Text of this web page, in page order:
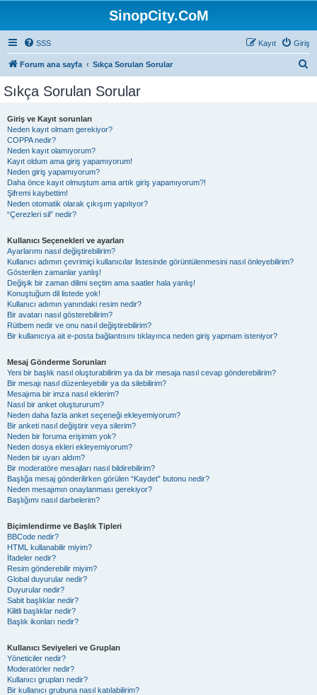
SinopCity.CoM
SSS Giriş
Kayıt
Forum ana sayfa Sıkça Sorulan Sorular
Sıkça Sorulan Sorular
Giriş ve Kayıt sorunları
Neden kayıt olmam gerekiyor?
COPPA nedir?
Neden kayıt olamıyorum?
Kayıt oldum ama giriş yapamıyorum!
Neden giriş yapamıyorum?
Daha önce kayıt olmuştum ama artık giriş yapamıyorum?!
Şifremi kaybettim!
Neden otomatik olarak çıkışım yapılıyor?
“Çerezleri sil” nedir?
Kullanıcı Seçenekleri ve ayarları
Ayarlarımı nasıl değiştirebilirim?
Kullanıcı adımın çevrimiçi kullanıcılar listesinde görüntülenmesini nasıl önleyebilirim?
Gösterilen zamanlar yanlış!
Değişik bir zaman dilimi seçtim ama saatler hala yanlış!
Konuştuğum dil listede yok!
Kullanıcı adımın yanındaki resim nedir?
Bir avatarı nasıl gösterebilirim?
Rütbem nedir ve onu nasıl değiştirebilirim?
Bir kullanıcıya ait e-posta bağlantısını tıklayınca neden giriş yapmam isteniyor?
Mesaj Gönderme Sorunları
Yeni bir başlık nasıl oluşturabilirim ya da bir mesaja nasıl cevap gönderebilirim?
Bir mesajı nasıl düzenleyebilir ya da silebilirim?
Mesajıma bir imza nasıl eklerim?
Nasıl bir anket oluştururum?
Neden daha fazla anket seçeneği ekleyemiyorum?
Bir anketi nasıl değiştirir veya silerim?
Neden bir foruma erişimim yok?
Neden dosya ekleri ekleyemiyorum?
Neden bir uyarı aldım?
Bir moderatöre mesajları nasıl bildirebilirim?
Başlığa mesaj gönderilirken görülen “Kaydet” butonu nedir?
Neden mesajımın onaylanması gerekiyor?
Başlığımı nasıl darbelerim?
Biçimlendirme ve Başlık Tipleri
BBCode nedir?
HTML kullanabilir miyim?
İfadeler nedir?
Resim gönderebilir miyim?
Global duyurular nedir?
Duyurular nedir?
Sabit başlıklar nedir?
Kilitli başlıklar nedir?
Başlık ikonları nedir?
Kullanıcı Seviyeleri ve Grupları
Yöneticiler nedir?
Moderatörler nedir?
Kullanıcı grupları nedir?
Bir kullanıcı grubuna nasıl katılabilirim?